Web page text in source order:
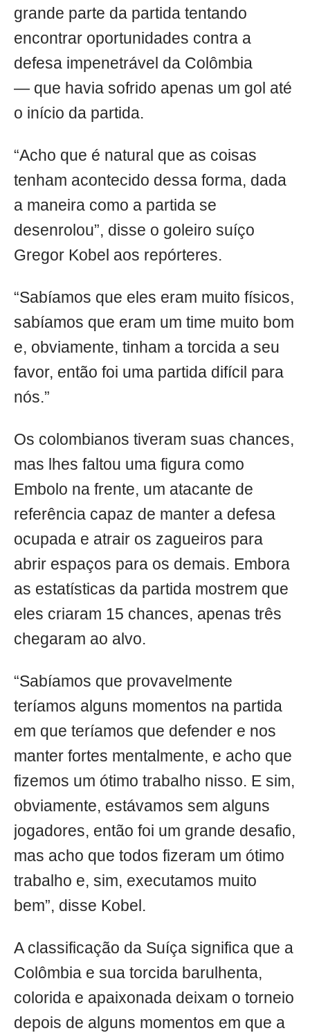
grande parte da partida tentando
encontrar oportunidades contra a
defesa impenetrável da Colômbia
— que havia sofrido apenas um gol até
o início da partida.
“Acho que é natural que as coisas
tenham acontecido dessa forma, dada
a maneira como a partida se
desenrolou”, disse o goleiro suíço
Gregor Kobel aos repórteres.
“Sabíamos que eles eram muito físicos,
sabíamos que eram um time muito bom
e, obviamente, tinham a torcida a seu
favor, então foi uma partida difícil para
nós.”
Os colombianos tiveram suas chances,
mas lhes faltou uma figura como
Embolo na frente, um atacante de
referência capaz de manter a defesa
ocupada e atrair os zagueiros para
abrir espaços para os demais. Embora
as estatísticas da partida mostrem que
eles criaram 15 chances, apenas três
chegaram ao alvo.
“Sabíamos que provavelmente
teríamos alguns momentos na partida
em que teríamos que defender e nos
manter fortes mentalmente, e acho que
fizemos um ótimo trabalho nisso. E sim,
obviamente, estávamos sem alguns
jogadores, então foi um grande desafio,
mas acho que todos fizeram um ótimo
trabalho e, sim, executamos muito
bem”, disse Kobel.
A classificação da Suíça significa que a
Colômbia e sua torcida barulhenta,
colorida e apaixonada deixam o torneio
depois de alguns momentos em que a